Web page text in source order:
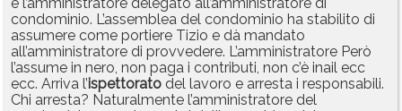
e l’amministratore delegato all’amministratore di
condominio. L’assemblea del condominio ha stabilito di
assumere come portiere Tizio e dà mandato
all’amministratore di provvedere. L’amministratore Però
l’assume in nero, non paga i contributi, non c’è inail ecc
ecc. Arriva l’ispettorato del lavoro e arresta i responsabili.
Chi arresta? Naturalmente l’amministratore del